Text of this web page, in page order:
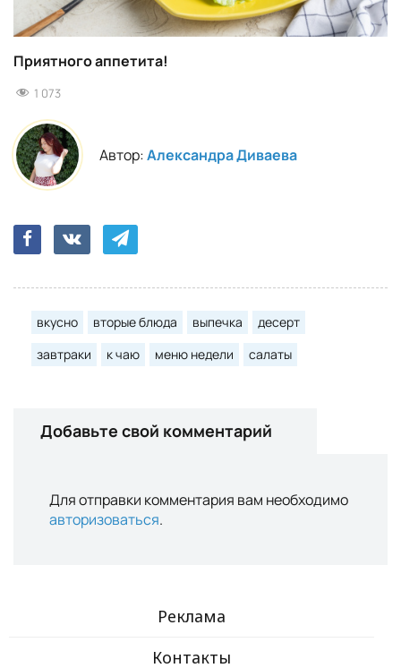
Приятного аппетита!
1 073
Автор:Александра Диваева
вкусно вторые блюда выпечка
десерт
завтраки
к чаю меню недели салаты
Добавьте свой комментарий
Для отправки комментария вам необходимо
авторизоваться.
Реклама
Контакты